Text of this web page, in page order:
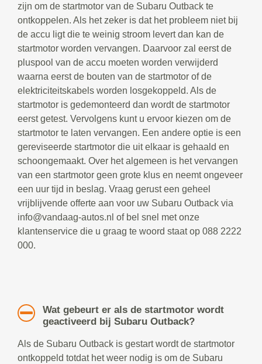
zijn om de startmotor van de Subaru Outback te
ontkoppelen. Als het zeker is dat het probleem niet bij
de accu ligt die te weinig stroom levert dan kan de
startmotor worden vervangen. Daarvoor zal eerst de
pluspool van de accu moeten worden verwijderd
waarna eerst de bouten van de startmotor of de
elektriciteitskabels worden losgekoppeld. Als de
startmotor is gedemonteerd dan wordt de startmotor
eerst getest. Vervolgens kunt u ervoor kiezen om de
startmotor te laten vervangen. Een andere optie is een
gereviseerde startmotor die uit elkaar is gehaald en
schoongemaakt. Over het algemeen is het vervangen
van een startmotor geen grote klus en neemt ongeveer
een uur tijd in beslag. Vraag gerust een geheel
vrijblijvende offerte aan voor uw Subaru Outback via
info@vandaag-autos.nl of bel snel met onze
klantenservice die u graag te woord staat op 088 2222
000.
Wat gebeurt er als de startmotor wordt
geactiveerd bij Subaru Outback?
Als de Subaru Outback is gestart wordt de startmotor
ontkoppeld totdat het weer nodig is om de Subaru